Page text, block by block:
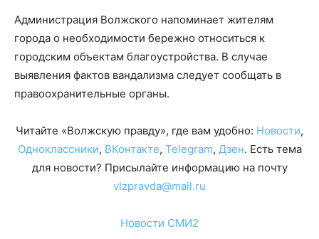
Администрация Волжского напоминает жителям
города о необходимости бережно относиться к
городским объектам благоустройства. В случае
выявления фактов вандализма следует сообщать в
правоохранительные органы.
Читайте «Волжскую правду», где вам удобно: Новости,
Одноклассники, ВКонтакте, Telegram, Дзен. Есть тема
для новости? Присылайте информацию на почту
vlzpravda@mail.ru
Новости СМИ2